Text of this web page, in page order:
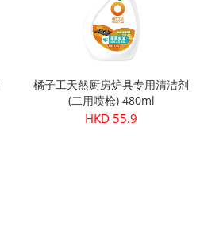
橘子工天然厨房炉具专用清洁剂
(二用喷枪) 480ml
HKD 55.9